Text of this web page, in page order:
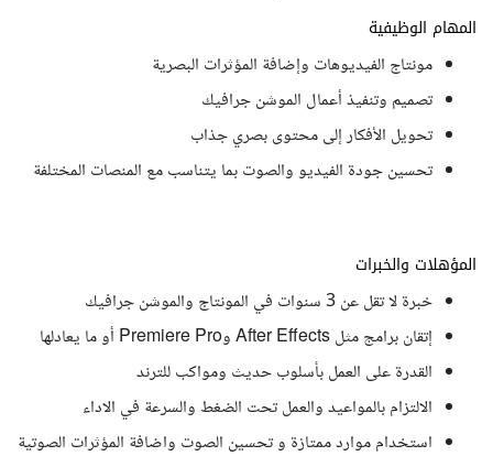
المهام الوظيفية
مونتاج الفيديوهات وإضافة المؤثرات البصرية
تصميم وتنفيذ أعمال الموشن جرافيك
تحويل الأفكار إلى محتوى بصري جذاب
تحسين جودة الفيديو والصوت بما يتناسب مع المنصات المختلفة
المؤهلات والخبرات
خبرة لا تقل عن 3 سنوات في المونتاج والموشن جرافيك
إتقان برامج مثل After Effects وPremiere Pro أو ما يعادلها
القدرة على العمل بأسلوب حديث ومواكب للترند
الالتزام بالمواعيد والعمل تحت الضغط والسرعة في الاداء
استخدام موارد ممتازة و تحسين الصوت واضافة المؤثرات الصوتية